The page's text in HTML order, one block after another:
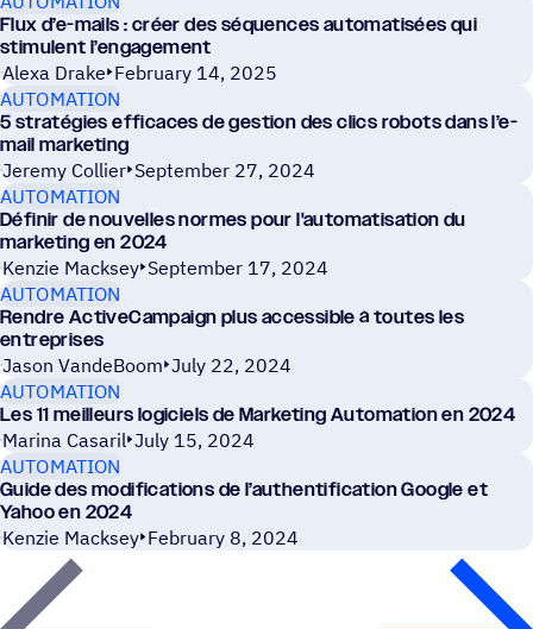
Flux d’e-mails : créer des séquences automatisées qui
stimulent l’engagement
Alexa Drake February 14, 2025
AUTOMATION
5 stratégies efficaces de gestion des clics robots dans l’e-
mail marketing
Jeremy Collier September 27, 2024
AUTOMATION
Définir de nouvelles normes pour l'automatisation du
marketing en 2024
Kenzie Macksey September 17, 2024
AUTOMATION
Rendre ActiveCampaign plus accessible à toutes les
entreprises
Jason VandeBoom July 22, 2024
AUTOMATION
Les 11 meilleurs logiciels de Marketing Automation en 2024
Marina Casaril July 15, 2024
AUTOMATION
Guide des modifications de l’authentification Google et
Yahoo en 2024
Kenzie Macksey February 8, 2024